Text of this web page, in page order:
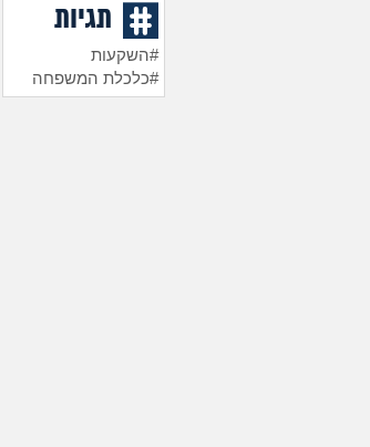
תגיות
#השקעות
#כלכלת המשפחה